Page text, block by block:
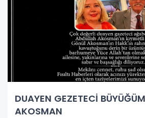
DUAYEN GEZETECİ
AKOSMAN